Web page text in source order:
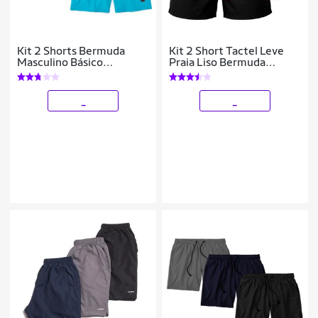
Kit 2 Shorts Bermuda
Masculino Básico
Mauricinho Tactel
Kit 2 Short Tactel Leve
Praia Liso Bermuda
Masculina